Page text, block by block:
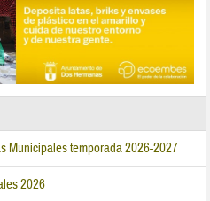
Municipales temporada 2026-2027
2026